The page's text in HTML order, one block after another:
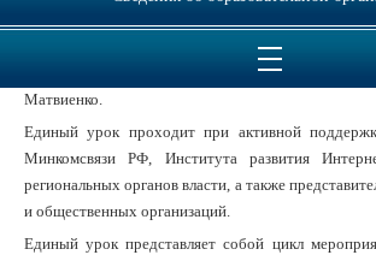
Инициатором проведения Единого урока
Федерации Федерального Собрания
Матвиенко.
Единый урок проходит при активной
Минкомсвязи РФ, Института развития
региональных органов власти, а также
и общественных организаций.
Единый урок представляет собой цикл